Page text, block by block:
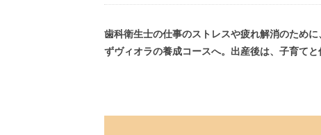
歯科衛生士の仕事のストレスや疲れ解消のため
ずヴィオラの養成コースへ。出産後は、子育て